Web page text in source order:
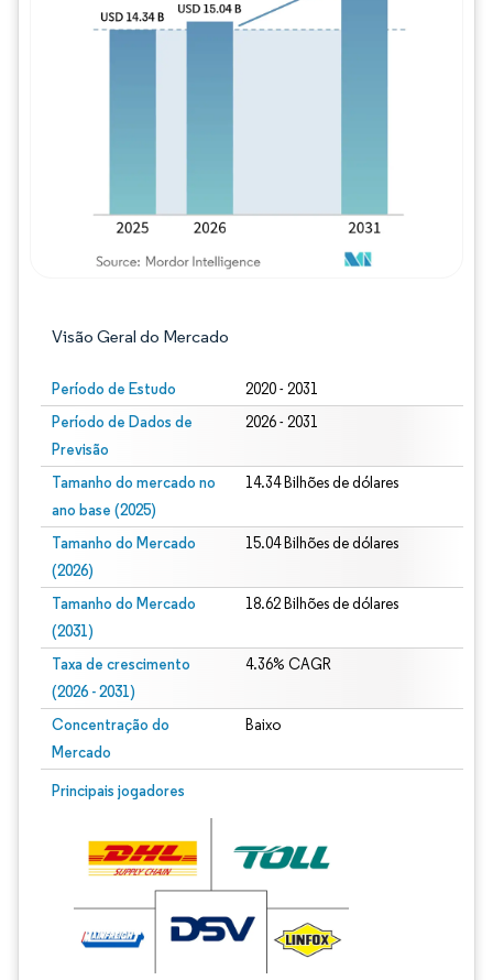
Visão Geral do Mercado
Período de Estudo 2020 - 2031
Período de Dados de
Previsão
2026 - 2031
Tamanho do mercado no
ano base (2025)
14.34 Bilhões de dólares
Tamanho do Mercado
(2026)
15.04 Bilhões de dólares
Tamanho do Mercado
(2031)
18.62 Bilhões de dólares
Taxa de crescimento
(2026 - 2031)
4.36% CAGR
Concentração do
Mercado
Baixo
Principais jogadores
Imagem © Mordor Intelligence. O reuso requer atribuição conforme CC BY 4.0.